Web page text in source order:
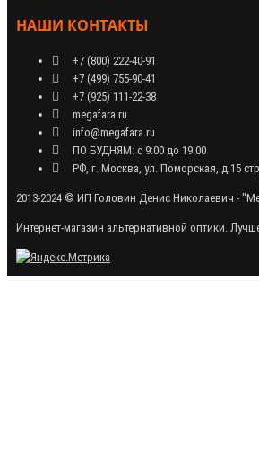
НАШИ КОНТАКТЫ
+7 (800) 222-40-91
+7 (499) 755-90-41
+7 (925) 111-22-38
megafara.ru
info@megafara.ru
ПО БУДНЯМ: с 9:00 до 19:00
РФ, г. Москва, ул. Поморская, д.15
2013-2024 © ИП Головин Денис Николаевич -
Интернет-магазин альтернативной оптики.